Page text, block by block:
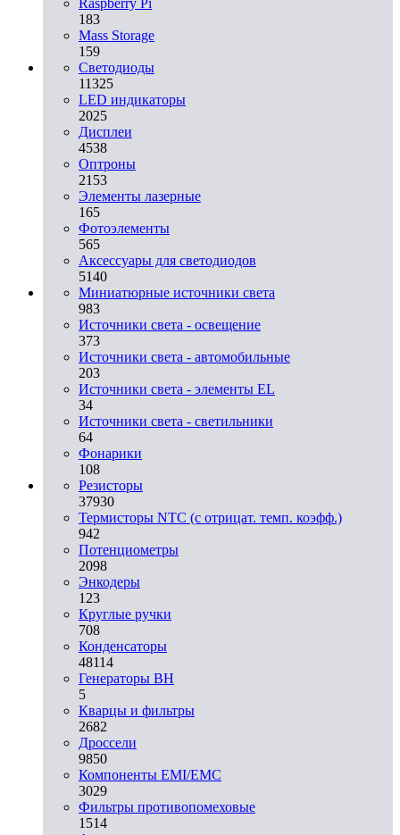
183
Mass Storage
159
Светодиоды
11325
LED индикаторы
2025
Дисплеи
4538
Оптроны
2153
Элементы лазерные
165
Фотоэлементы
565
Аксессуары для светодиодов
5140
Миниатюрные источники света
983
Источники света - освещение
373
Источники света - автомобильные
203
Источники света - элементы EL
34
Источники света - светильники
64
Фонарики
108
Резисторы
37930
Термисторы NTC (с отрицат. темп. коэфф.)
942
Потенциометры
2098
Энкодеры
123
Круглые ручки
708
Конденсаторы
48114
Генераторы ВН
5
Кварцы и фильтры
2682
Дроссели
9850
Компоненты EMI/EMC
3029
Фильтры противопомеховые
1514